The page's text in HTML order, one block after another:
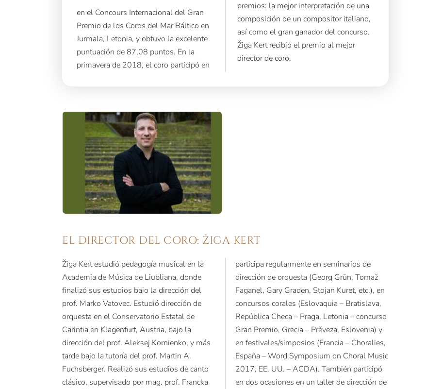
en el Concours Internacional del Gran
Premio de los Coros del Mar Báltico en
Jurmala, Letonia, y obtuvo la excelente
puntuación de 87,08 puntos. En la
primavera de 2018, el coro participó en
premios: la mejor interpretación de una
composición de un compositor italiano,
así como el gran ganador del concurso.
Žiga Kert recibió el premio al mejor
director de coro.
EL DIRECTOR DEL CORO: ŽIGA KERT
Žiga Kert estudió pedagogía musical en la
Academia de Música de Liubliana, donde
finalizó sus estudios bajo la dirección del
prof. Marko Vatovec. Estudió dirección de
orquesta en el Conservatorio Estatal de
Carintia en Klagenfurt, Austria, bajo la
dirección del prof. Aleksej Kornienko, y más
tarde bajo la tutoría del prof. Martin A.
Fuchsberger. Realizó sus estudios de canto
clásico, supervisado por mag. prof. Francka
participa regularmente en seminarios de
dirección de orquesta (Georg Grün, Tomaž
Faganel, Gary Graden, Stojan Kuret, etc.), en
concursos corales (Eslovaquia – Bratislava,
República Checa – Praga, Letonia – concurso
Gran Premio, Grecia – Préveza, Eslovenia) y
en festivales/simposios (Francia – Choralies,
España – Word Symposium on Choral Music
2017, EE. UU. – ACDA). También participó
en dos ocasiones en un taller de dirección de